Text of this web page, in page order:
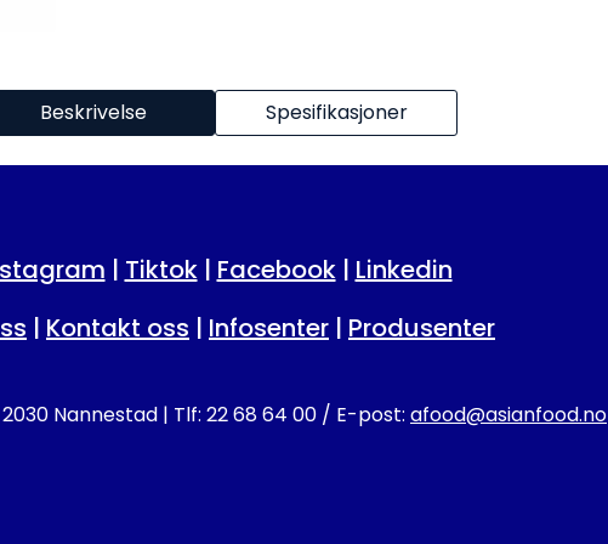
Beskrivelse Spesifikasjoner
| Tiktok| Facebook| Linkedin
| Kontakt oss | Infosenter | Produsenter
Nannestad | Tlf: 22 68 64 00 / E-post: afood@asianfood.no